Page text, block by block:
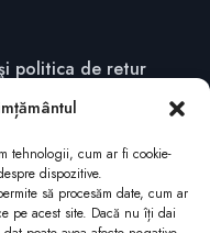
tehnologii, cum ar fi cookie-
dispozitive.
să procesăm date, cum ar
pe acest site. Dacă nu îți dai
politica de retur